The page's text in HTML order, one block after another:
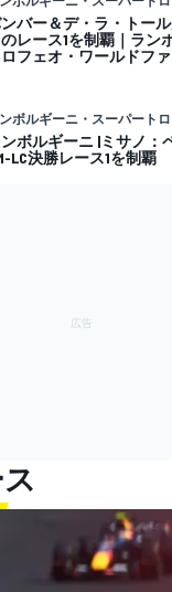
バー＆デ・ラ・トール
レース1を制覇｜ラン
ロフェオ・ワールドフ
ボルギーニ・スーパート
ボルギーニ |ミサノ：
LC決勝レース1を制覇